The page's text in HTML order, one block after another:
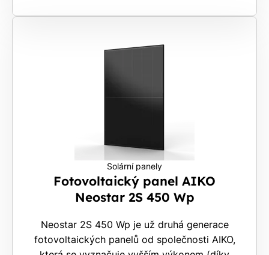
Solární panely
Fotovoltaický panel AIKO
Neostar 2S 450 Wp
Neostar 2S 450 Wp je už druhá generace
fotovoltaických panelů od společnosti AIKO,